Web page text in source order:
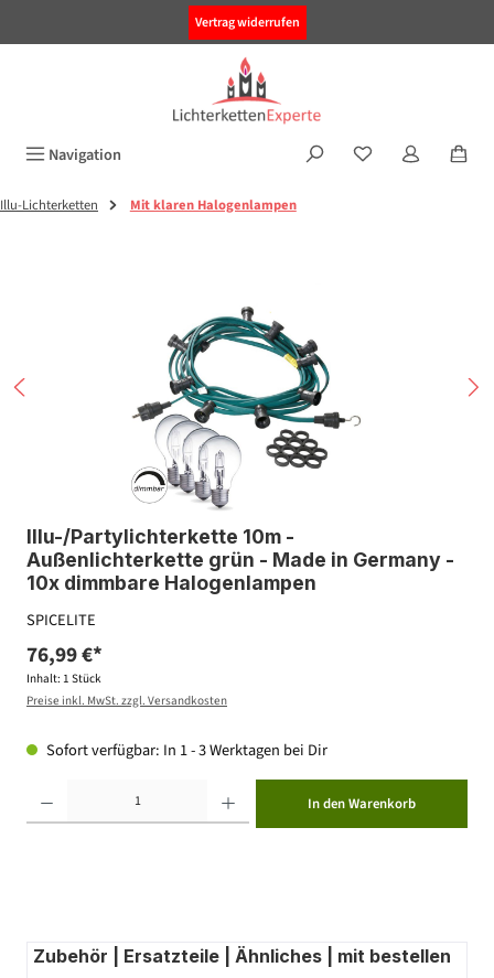
Vertrag widerrufen
Navigation
Illu-Lichterketten Mit klaren Halogenlampen
Illu-/Partylichterkette 10m -
Außenlichterkette grün - Made in Germany -
10x dimmbare Halogenlampen
SPICELITE
76,99 €*
Inhalt: 1 Stück
Preise inkl. MwSt. zzgl. Versandkosten
Sofort verfügbar: In 1 - 3 Werktagen bei Dir
In den Warenkorb
Zubehör | Ersatzteile | Ähnliches | mit bestellen